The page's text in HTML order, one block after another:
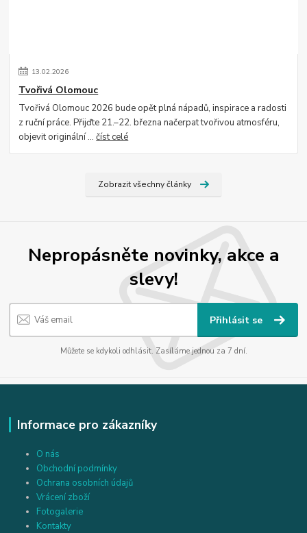
13.02.2026
Tvořivá Olomouc
Tvořivá Olomouc 2026 bude opět plná nápadů, inspirace a radosti
z ruční práce. Přijďte 21.–22. března načerpat tvořivou atmosféru,
objevit originální ...číst celé
Zobrazit všechny články
Nepropásněte novinky, akce a
slevy!
Přihlásit se
Můžete se kdykoli odhlásit. Zasíláme jednou za 7 dní.
Informace pro zákazníky
O nás
Obchodní podmínky
Ochrana osobních údajů
Vrácení zboží
Fotogalerie
Kontakty